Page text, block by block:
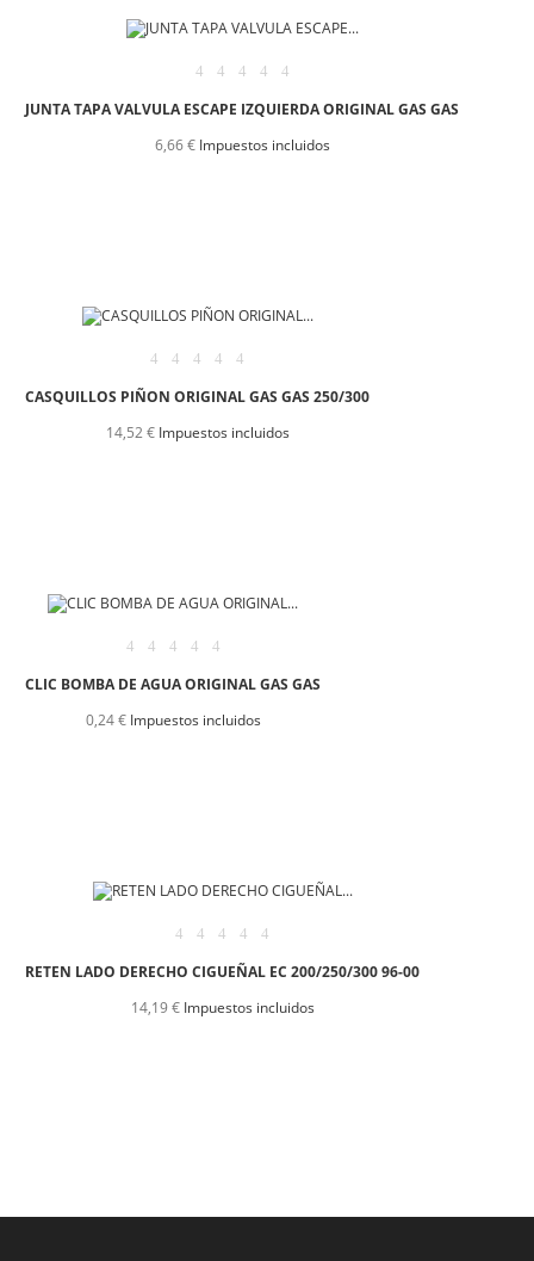
JUNTA TAPA VALVULA ESCAPE IZQUIERDA ORIGINAL GAS GAS
6,66 €Impuestos incluidos
CASQUILLOS PIÑON ORIGINAL GAS GAS 250/300
14,52 €Impuestos incluidos
CLIC BOMBA DE AGUA ORIGINAL GAS GAS
0,24 €Impuestos incluidos
RETEN LADO DERECHO CIGUEÑAL EC 200/250/300 96-00
14,19 €Impuestos incluidos